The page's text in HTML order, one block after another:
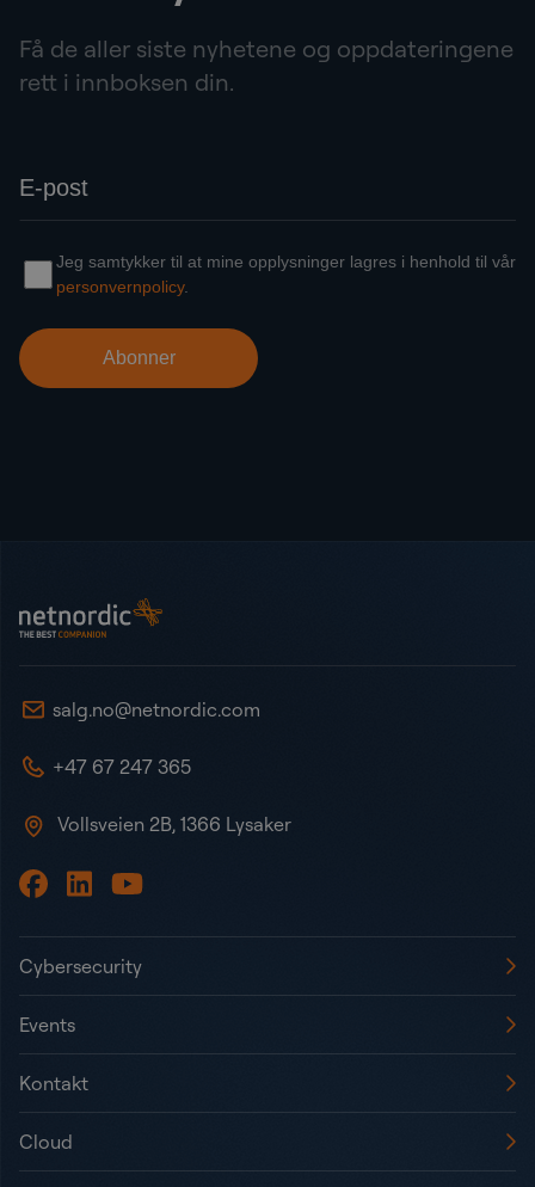
Få de aller siste nyhetene og oppdateringene
rett i innboksen din.
NetNordic Norway
salg.no@netnordic.com
+47 67 247 365
Vollsveien 2B, 1366 Lysaker
Cybersecurity
Events
Kontakt
Cloud